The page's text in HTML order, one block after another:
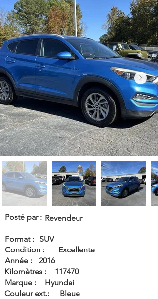
Posté par : Revendeur
Format :
SUV
Condition :
Excellente
Année :
2016
Kilomètres :
117470
Marque :
Hyundai
Couleur ext.:
Bleue